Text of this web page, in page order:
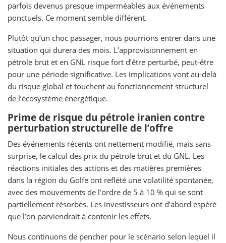
parfois devenus presque imperméables aux événements
ponctuels. Ce moment semble différent.
Plutôt qu’un choc passager, nous pourrions entrer dans une
situation qui durera des mois. L’approvisionnement en
pétrole brut et en GNL risque fort d’être perturbé, peut-être
pour une période significative. Les implications vont au-delà
du risque global et touchent au fonctionnement structurel
de l’écosystème énergétique.
Prime de risque du pétrole iranien contre
perturbation structurelle de l’offre
Des événements récents ont nettement modifié, mais sans
surprise, le calcul des prix du pétrole brut et du GNL. Les
réactions initiales des actions et des matières premières
dans la région du Golfe ont reflété une volatilité spontanée,
avec des mouvements de l’ordre de 5 à 10 % qui se sont
partiellement résorbés. Les investisseurs ont d’abord espéré
que l’on parviendrait à contenir les effets.
Nous continuons de pencher pour le scénario selon lequel il